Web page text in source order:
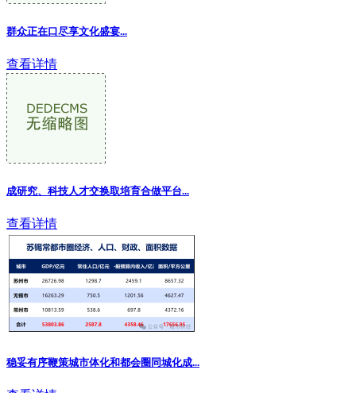
群众正在口尽享文化盛宴...
查看详情
成研究、科技人才交换取培育合做平台...
查看详情
稳妥有序鞭策城市体化和都会圈同城化成...